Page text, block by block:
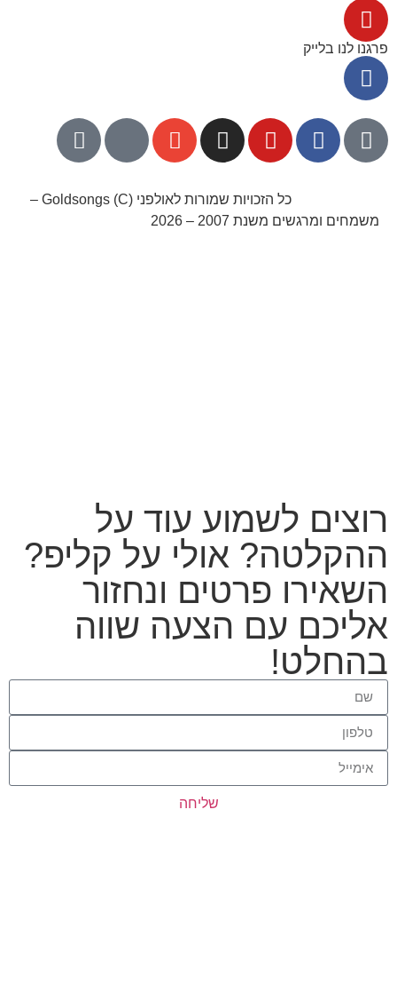
פרגנו לנו בלייק
כל הזכויות שמורות לאולפני Goldsongs (C) –
משמחים ומרגשים משנת 2007 – 2026
רוצים לשמוע עוד על
ההקלטה? אולי על קליפ?
השאירו פרטים ונחזור
אליכם עם הצעה שווה
בהחלט!
שליחה